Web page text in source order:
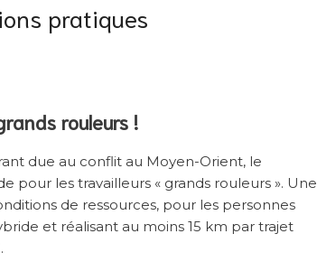
pratiques
rouleurs !
due au conflit au Moyen-Orient, le
pour les travailleurs « grands rouleurs ». Une
de ressources, pour les personnes
et réalisant au moins 15 km par trajet